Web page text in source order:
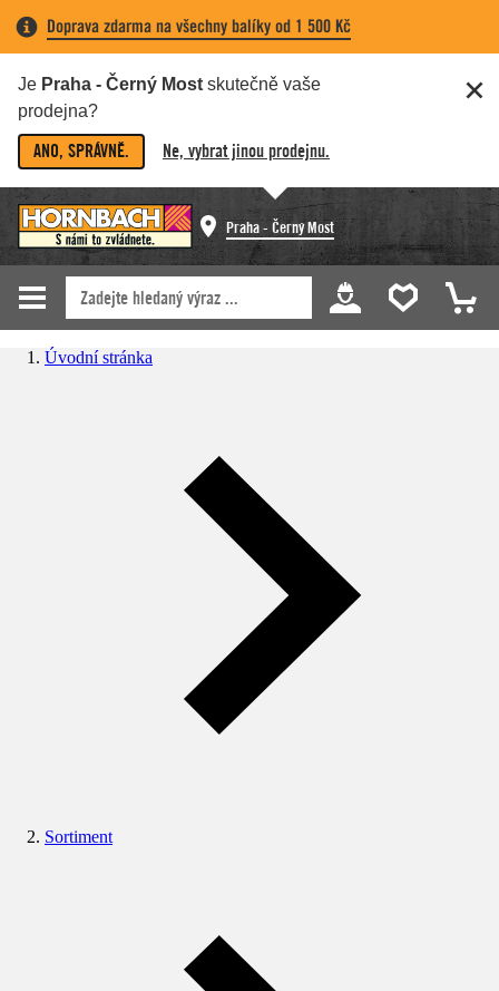
Doprava zdarma na všechny balíky od 1 500 Kč
Je Praha - Černý Most skutečně vaše
prodejna?
ANO, SPRÁVNĚ. Ne, vybrat jinou prodejnu.
Praha - Černý Most
Úvodní stránka
Sortiment